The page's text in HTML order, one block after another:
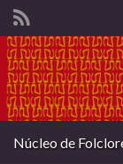
Núcleo de